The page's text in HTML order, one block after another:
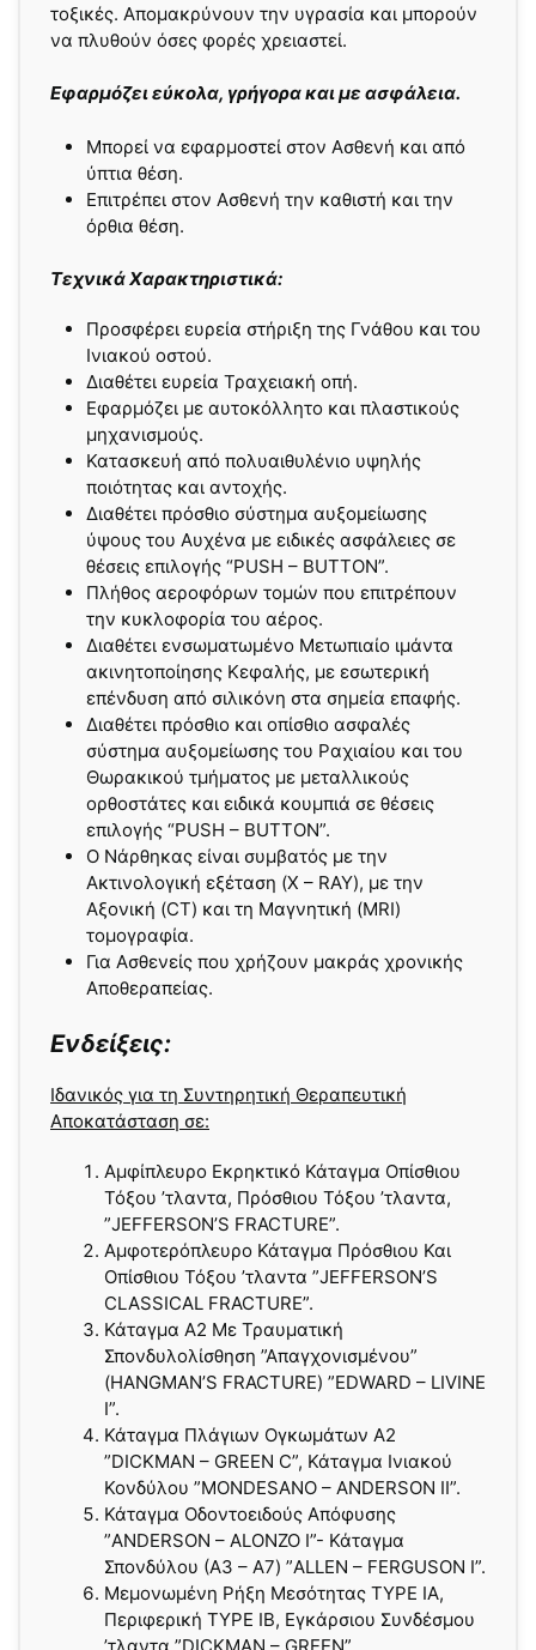
τοξικές. Απομακρύνουν την υγρασία και μπορούν
να πλυθούν όσες φορές χρειαστεί.
Εφαρμόζει εύκολα, γρήγορα και με ασφάλεια.
Μπορεί να εφαρμοστεί στον Ασθενή και από
ύπτια θέση.
Επιτρέπει στον Ασθενή την καθιστή και την
όρθια θέση.
Τεχνικά Χαρακτηριστικά:
Προσφέρει ευρεία στήριξη της Γνάθου και του
Ινιακού οστού.
Διαθέτει ευρεία Τραχειακή οπή.
Εφαρμόζει με αυτοκόλλητο και πλαστικούς
μηχανισμούς.
Κατασκευή από πολυαιθυλένιο υψηλής
ποιότητας και αντοχής.
Διαθέτει πρόσθιο σύστημα αυξομείωσης
ύψους του Αυχένα με ειδικές ασφάλειες σε
θέσεις επιλογής “PUSH – BUTTON”.
Πλήθος αεροφόρων τομών που επιτρέπουν
την κυκλοφορία του αέρος.
Διαθέτει ενσωματωμένο Μετωπιαίο ιμάντα
ακινητοποίησης Κεφαλής, με εσωτερική
επένδυση από σιλικόνη στα σημεία επαφής.
Διαθέτει πρόσθιο και οπίσθιο ασφαλές
σύστημα αυξομείωσης του Ραχιαίου και του
Θωρακικού τμήματος με μεταλλικούς
ορθοστάτες και ειδικά κουμπιά σε θέσεις
επιλογής “PUSH – BUTTON”.
Ο Νάρθηκας είναι συμβατός με την
Ακτινολογική εξέταση (X – RAY), με την
Αξονική (CT) και τη Μαγνητική (MRI)
τομογραφία.
Για Ασθενείς που χρήζουν μακράς χρονικής
Αποθεραπείας.
Ενδείξεις:
Ιδανικός για τη Συντηρητική Θεραπευτική
Αποκατάσταση σε:
Αμφίπλευρο Εκρηκτικό Κάταγμα Οπίσθιου
Τόξου ’τλαντα, Πρόσθιου Τόξου ’τλαντα,
”JEFFERSON’S FRACTURE”.
Αμφοτερόπλευρο Κάταγμα Πρόσθιου Και
Οπίσθιου Τόξου ’τλαντα ”JEFFERSON’S
CLASSICAL FRACTURE”.
Κάταγμα Α2 Με Τραυματική
Σπονδυλολίσθηση ”Απαγχονισμένου”
(HANGMAN’S FRACTURE) ”EDWARD – LIVINE
Ι”.
Κάταγμα Πλάγιων Ογκωμάτων Α2
”DICKMAN – GREEN C”, Κάταγμα Ινιακού
Κονδύλου ”MONDESANO – ANDERSON II”.
Κάταγμα Οδοντοειδούς Απόφυσης
”ANDERSON – ALONZO Ι”- Κάταγμα
Σπονδύλου (Α3 – A7) ”ALLEN – FERGUSON I”.
Μεμονωμένη Ρήξη Μεσότητας TYPE IA,
Περιφερική TYPE ΙB, Εγκάρσιου Συνδέσμου
’τλαντα ”DICKMAN – GREEN”.